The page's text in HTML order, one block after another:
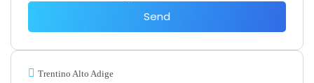
Send
Trentino Alto Adige